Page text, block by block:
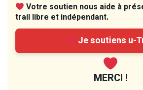
Votre soutien nous aide à
trail libre et indépendant.
Je soutiens u-
MERCI !